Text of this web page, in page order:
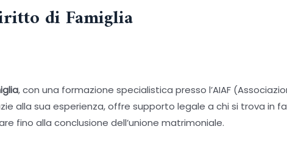
di Famiglia
, con una formazione specialistica presso l’AIAF
alla sua esperienza, offre supporto legale a chi si trova in
fino alla conclusione dell’unione matrimoniale.